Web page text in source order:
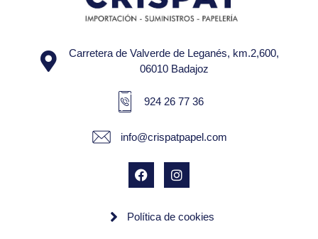
Carretera de Valverde de Leganés, km.2,600,
06010 Badajoz
924 26 77 36
info@crispatpapel.com
Política de cookies